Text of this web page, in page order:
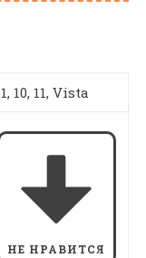
10, 11, Vista
НЕ НРАВИТСЯ